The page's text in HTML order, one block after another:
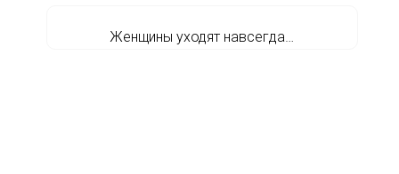
Женщины уходят навсегда…